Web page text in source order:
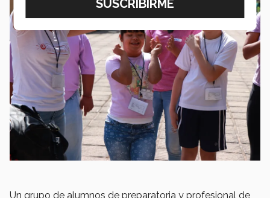
Un grupo de alumnos de preparatoria y profesional de